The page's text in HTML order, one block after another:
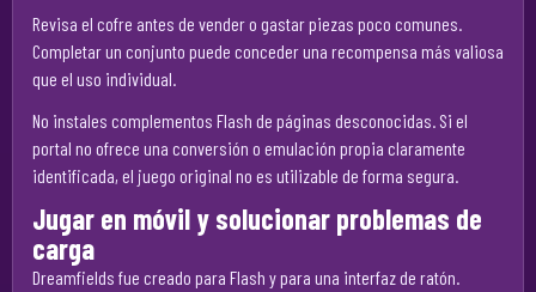
Revisa el cofre antes de vender o gastar piezas poco comunes.
Completar un conjunto puede conceder una recompensa más valiosa
que el uso individual.
No instales complementos Flash de páginas desconocidas. Si el
portal no ofrece una conversión o emulación propia claramente
identificada, el juego original no es utilizable de forma segura.
Jugar en móvil y solucionar problemas de
carga
Dreamfields fue creado para Flash y para una interfaz de ratón.